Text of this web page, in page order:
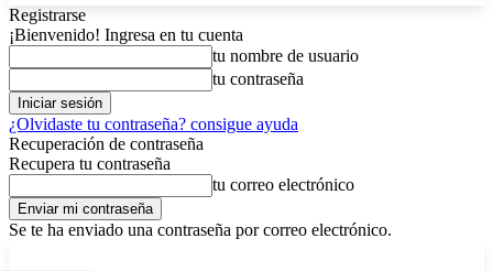
Registrarse
¡Bienvenido! Ingresa en tu cuenta
tu nombre de usuario
tu contraseña
¿Olvidaste tu contraseña? consigue ayuda
Recuperación de contraseña
Recupera tu contraseña
tu correo electrónico
Se te ha enviado una contraseña por correo electrónico.